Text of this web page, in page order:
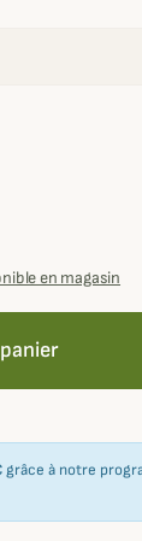
en magasin
grâce à notre